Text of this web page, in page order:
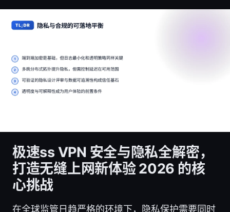
极速ss VPN 安全与隐私全解密，
打造无缝上网新体验 2026 的核
心挑战
在全球监管日趋严格的环境下，隐私保护需要同时